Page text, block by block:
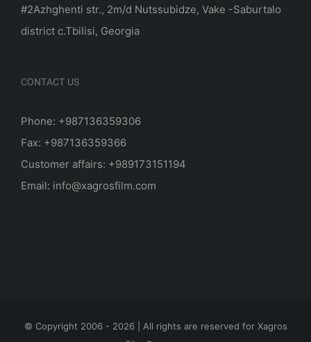
#2Azhghenti str., 2m/d Nutssubidze, Vake -Saburtalo
district c.Tbilisi, Georgia
CONTACT US
Phone: +987136359306
Fax: +987136359366
Customer affairs: +989173151194
Email: info@xagrosfilm.com
© Copyright 2006 - 2026 | All rights are reserved for Xagros